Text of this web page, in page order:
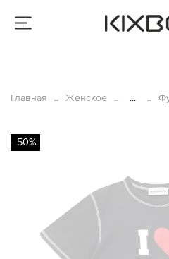
Главная Женское ...
-50%